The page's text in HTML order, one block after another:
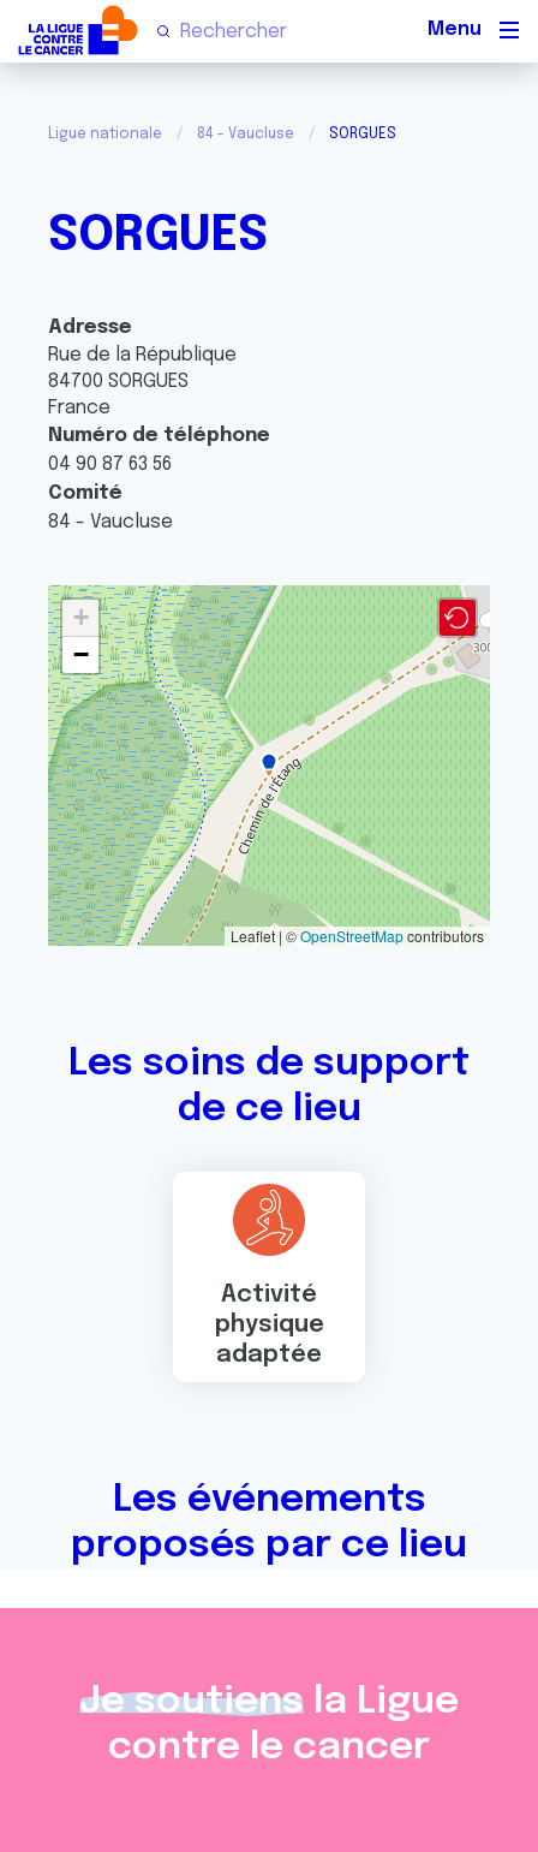
Ligue nationale 84 - Vaucluse SORGUES
SORGUES
Adresse
Rue de la République
84700 SORGUES
France
Numéro de téléphone
04 90 87 63 56
Comité
84 - Vaucluse
+
−
Leaflet | ©OpenStreetMapcontributors
Les soins de support
de ce lieu
Activité
physique
adaptée
Les événements
proposés par ce lieu
Je soutiens la Ligue
contre le cancer